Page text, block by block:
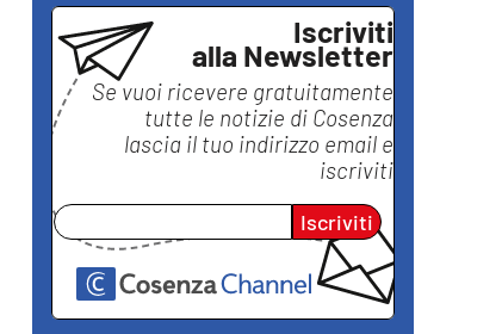
Iscriviti
alla Newsletter
Se vuoi ricevere gratuitamente
tutte le notizie di Cosenza
lascia il tuo indirizzo email e
iscriviti
Iscriviti